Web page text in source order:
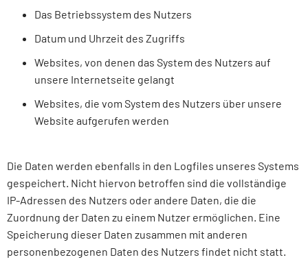
Das Betriebssystem des Nutzers
Datum und Uhrzeit des Zugriffs
Websites, von denen das System des Nutzers auf
unsere Internetseite gelangt
Websites, die vom System des Nutzers über unsere
Website aufgerufen werden
Die Daten werden ebenfalls in den Logfiles unseres Systems
gespeichert. Nicht hiervon betroffen sind die vollständige
IP-Adressen des Nutzers oder andere Daten, die die
Zuordnung der Daten zu einem Nutzer ermöglichen. Eine
Speicherung dieser Daten zusammen mit anderen
personenbezogenen Daten des Nutzers findet nicht statt.